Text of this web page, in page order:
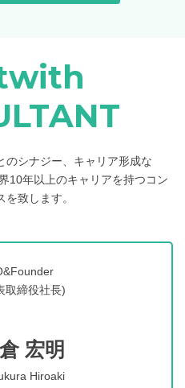
のシナジー、キャリア形成な
10年以上のキャリアを持つコン
致します。
取締役社長)
宏明
Hiroaki